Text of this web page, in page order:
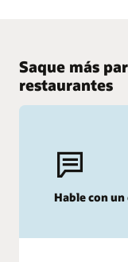
Oracle Cloud ERP
Saque más
restaurantes
Hable con